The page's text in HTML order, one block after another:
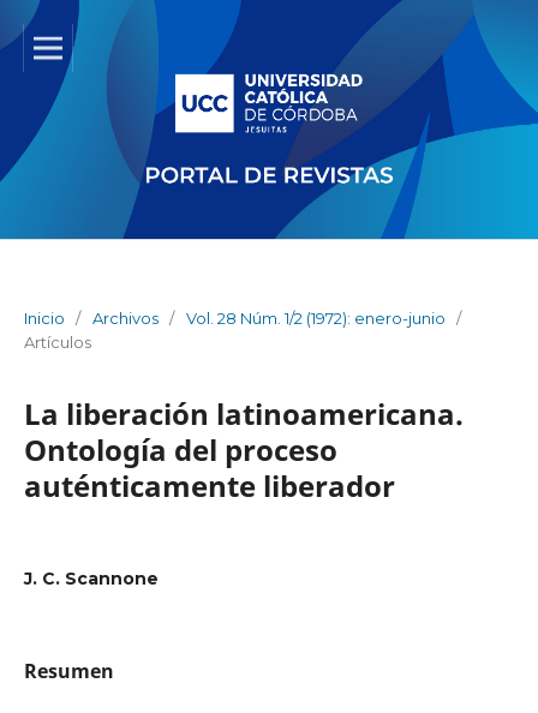
Inicio / Archivos / Vol. 28 Núm. 1/2 (1972): enero-junio
/
Artículos
La liberación latinoamericana.
Ontología del proceso
auténticamente liberador
J. C. Scannone
Resumen